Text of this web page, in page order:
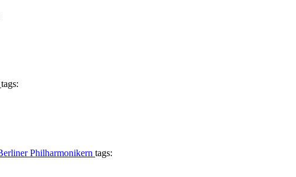
tags:
Philharmonikern tags: